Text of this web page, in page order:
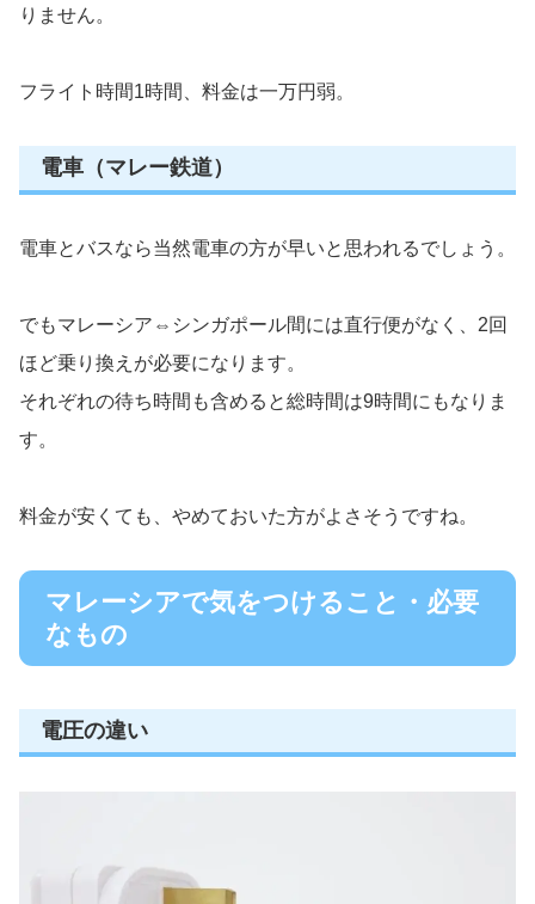
りません。
フライト時間1時間、料金は一万円弱。
電車（マレー鉄道）
電車とバスなら当然電車の方が早いと思われるでしょう。
でもマレーシア⇔シンガポール間には直行便がなく、2回
ほど乗り換えが必要になります。
それぞれの待ち時間も含めると総時間は9時間にもなりま
す。
料金が安くても、やめておいた方がよさそうですね。
マレーシアで気をつけること・必要
なもの
電圧の違い